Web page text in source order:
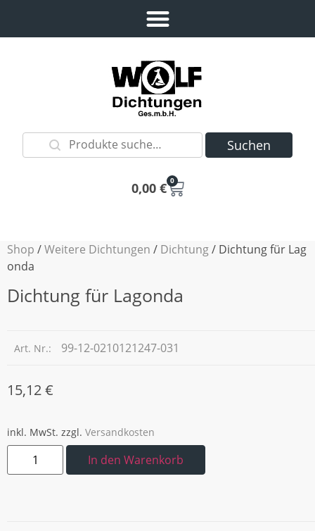
Suchen
0,00 € 0
Shop /Weitere Dichtungen / Dichtung/ Dichtung für Lag
onda
Dichtung für Lagonda
Art. Nr.: 99-12-0210121247-031
15,12€
inkl. MwSt. zzgl. Versandkosten
In den Warenkorb